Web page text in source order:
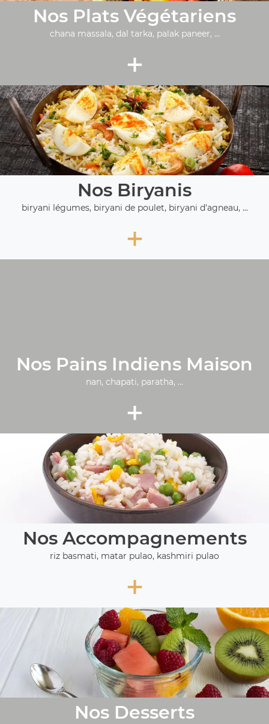
Nos Plats Végétariens
chana massala, dal tarka, palak paneer, ...
+
Nos Biryanis
biryani légumes, biryani de poulet, biryani d'agneau, ...
+
Nos Pains Indiens Maison
nan, chapati, paratha, ...
+
Nos Accompagnements
riz basmati, matar pulao, kashmiri pulao
+
Nos Desserts